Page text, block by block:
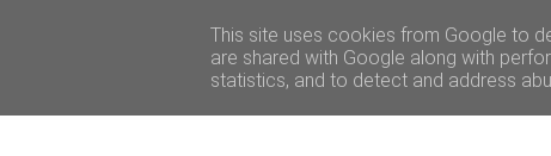
This site uses cookies from Google to
are shared with Google along with
statistics, and to detect and address